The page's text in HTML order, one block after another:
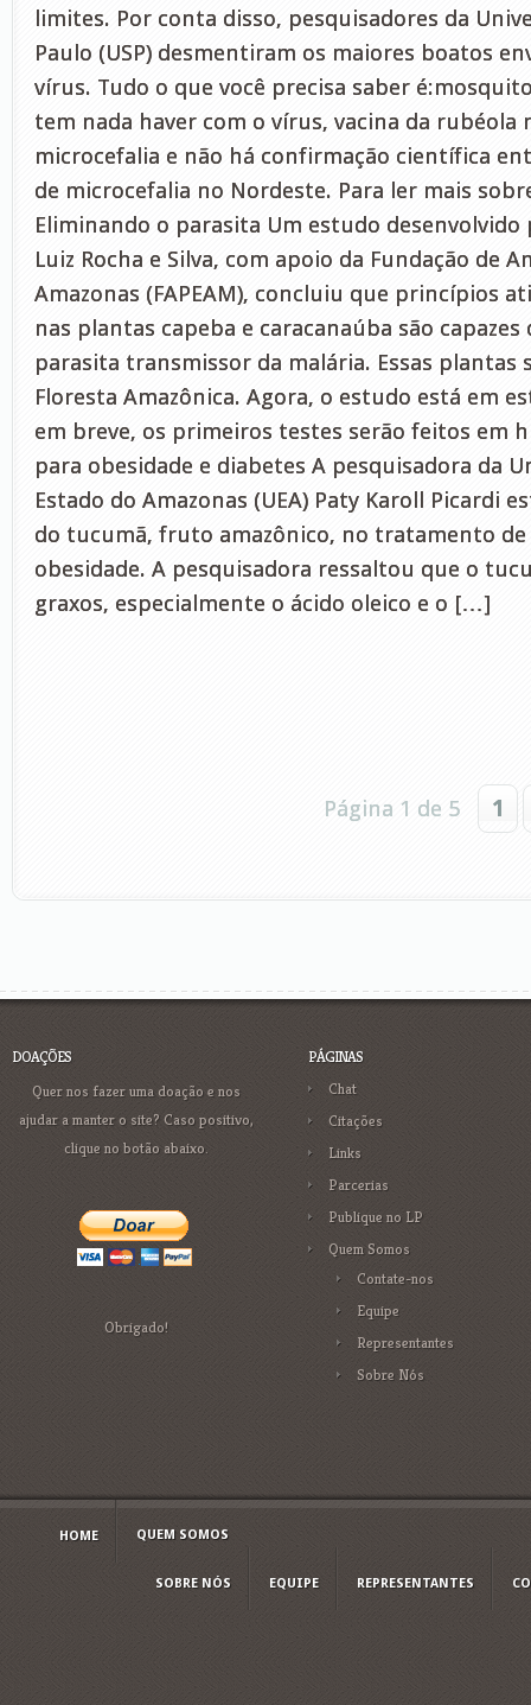
limites. Por conta disso, pesquisadores da
Paulo (USP) desmentiram os maiores boatos
vírus. Tudo o que você precisa saber
tem nada haver com o vírus, vacina da rubéola
microcefalia e não há confirmação científica
de microcefalia no Nordeste. Para ler mais
Eliminando o parasita Um estudo desenvolvido
Luiz Rocha e Silva, com apoio da Fundação de
Amazonas (FAPEAM), concluiu que princípios
nas plantas capeba e caracanaúba são
parasita transmissor da malária. Essas plantas
Floresta Amazônica. Agora, o estudo está em
em breve, os primeiros testes serão feitos em
para obesidade e diabetes A pesquisadora da
Estado do Amazonas (UEA) Paty Karoll Picardi
do tucumã, fruto amazônico, no tratamento de
obesidade. A pesquisadora ressaltou que o
graxos, especialmente o ácido oleico e o […]
Página 1 de 5 1
DOAÇÕES
Quer nos fazer uma doação e nos
ajudar a manter o site? Caso positivo,
clique no botão abaixo.
Obrigado!
PÁGINAS
Chat
Citações
Links
Parcerias
Publique no LP
Quem Somos
Contate-nos
Equipe
Representantes
Sobre Nós
HOME QUEM SOMOS
SOBRE NÓS EQUIPE REPRESENTANTES